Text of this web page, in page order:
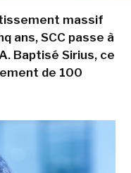
massif
ans, SCC passe à
Baptisé Sirius, ce
de 100